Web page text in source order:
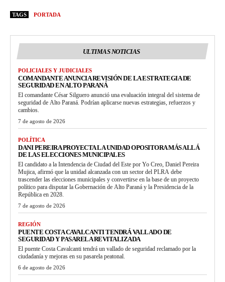
TAGS PORTADA
ULTIMAS NOTICIAS
POLICIALES Y JUDICIALES
COMANDANTE ANUNCIA REVISIÓN DE LA ESTRATEGIA DE
SEGURIDAD EN ALTO PARANÁ
El comandante César Silguero anunció una evaluación integral del sistema de
seguridad de Alto Paraná. Podrían aplicarse nuevas estrategias, refuerzos y
cambios.
7 de agosto de 2026
POLÍTICA
DANI PEREIRA PROYECTA LA UNIDAD OPOSITORA MÁS ALLÁ
DE LAS ELECCIONES MUNICIPALES
El candidato a la Intendencia de Ciudad del Este por Yo Creo, Daniel Pereira
Mujica, afirmó que la unidad alcanzada con un sector del PLRA debe
trascender las elecciones municipales y convertirse en la base de un proyecto
político para disputar la Gobernación de Alto Paraná y la Presidencia de la
República en 2028.
7 de agosto de 2026
REGIÓN
PUENTE COSTA CAVALCANTI TENDRÁ VALLADO DE
SEGURIDAD Y PASARELA REVITALIZADA
El puente Costa Cavalcanti tendrá un vallado de seguridad reclamado por la
ciudadanía y mejoras en su pasarela peatonal.
6 de agosto de 2026